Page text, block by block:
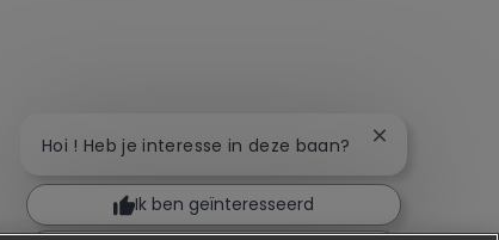
Hoi ! Heb je interesse in deze baan? Chatbot-
Ik ben geïnteresseerd